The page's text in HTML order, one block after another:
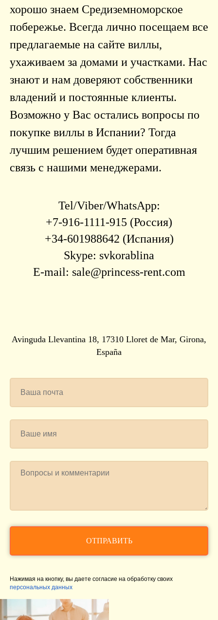
хорошо знаем Средиземноморское
побережье. Всегда лично посещаем все
предлагаемые на сайте виллы,
ухаживаем за домами и участками. Нас
знают и нам доверяют собственники
владений и постоянные клиенты.
Возможно у Вас остались вопросы по
покупке виллы в Испании? Тогда
лучшим решением будет оперативная
связь с нашими менеджерами.
Tel/Viber/WhatsApp:
+7-916-1111-915 (Россия)
+34-601988642 (Испания)
Skype: svkorablina
E-mail: sale@princess-rent.com
Avinguda Llevantina 18, 17310 Lloret de Mar, Girona,
España
ОТПРАВИТЬ
Нажимая на кнопку, вы даете согласие на обработку своих
персональных данных